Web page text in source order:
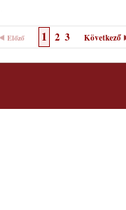
Előző 1 2 3 Következő